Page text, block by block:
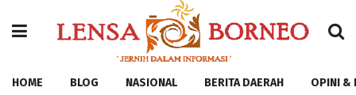
HOME BLOG NASIONAL BERITA DAERAH OPINI &